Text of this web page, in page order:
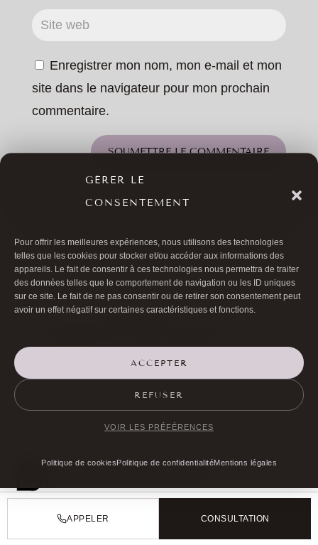
GÉRER LE
CONSENTEMENT
Pour offrir les meilleures expériences, nous utilisons des technologies
telles que les cookies pour stocker et/ou accéder aux informations des
appareils. Le fait de consentir à ces technologies nous permettra de traiter
des données telles que le comportement de navigation ou les ID uniques
sur ce site. Le fait de ne pas consentir ou de retirer son consentement peut
avoir un effet négatif sur certaines caractéristiques et fonctions.
ACCEPTER
REFUSER
VOIR LES PRÉFÉRENCES
Politique de cookiesPolitique de confidentialitéMentions légales
Enregistrer mon nom, mon e-mail et mon
site dans le navigateur pour mon prochain
commentaire.
SOUMETTRE LE COMMENTAIRE
Page mise à jour le1 juin 2026.
Les informations présentées sont fournies à titre informatif et ne
remplacent pas une consultation médicale. Les résultats mentionnés
varient selon les patients et ne constituent pas une garantie. Les
risques, contre-indications et alternatives thérapeutiques doivent être
discutés avec votre praticien lors de la consultation préalable.
01 40 17 00 99
 20 RUE DE LA TRÉMOILLE
APPELER CONSULTATION